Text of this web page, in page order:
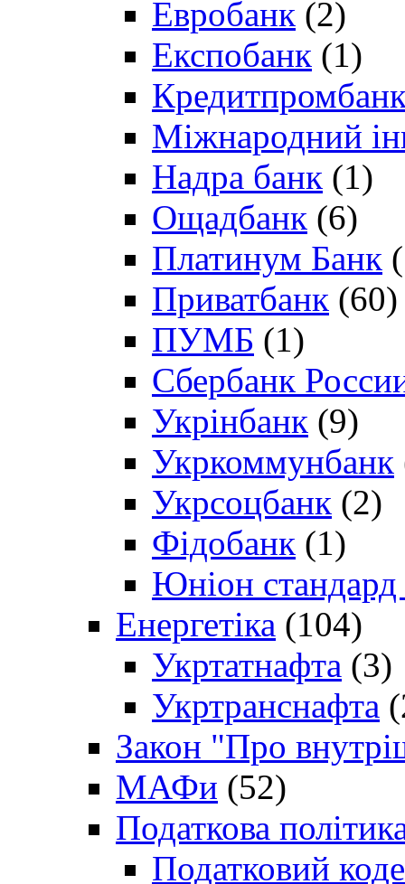
Евробанк (2)
Експобанк (1)
Міжнародний
Надра банк (1)
Ощадбанк (6)
Платинум Банк
Приватбанк (60)
ПУМБ (1)
Сбербанк
Укрінбанк (9)
Укркоммунбанк
Укрсоцбанк (2)
Фідобанк (1)
Юніон стандард
Енергетіка (104)
Укртатнафта (3)
Укртранснафта
Закон "Про
МАФи (52)
Податкова
Податковий